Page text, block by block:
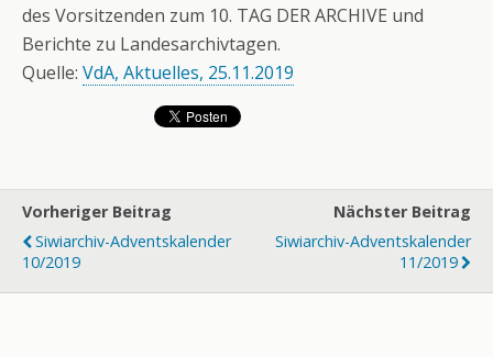
des Vorsitzenden zum 10. TAG DER ARCHIVE und
Berichte zu Landesarchivtagen.
Quelle: VdA, Aktuelles, 25.11.2019
Vorheriger Beitrag
Siwiarchiv-Adventskalender
10/2019
Nächster Beitrag
Siwiarchiv-Adventskalender
11/2019